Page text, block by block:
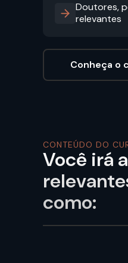
Doutores,
relevantes
Conheça o
CONTEÚDO DO
Você irá
como: